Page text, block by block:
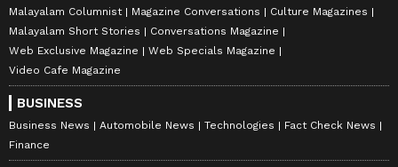
Malayalam Columnist
Magazine Conversations
Culture Magazines
Malayalam Short Stories
Conversations Magazine
Web Exclusive Magazine
Web Specials Magazine
Video Cafe Magazine
BUSINESS
Business News Automobile News Technologies
Fact Check News
Finance